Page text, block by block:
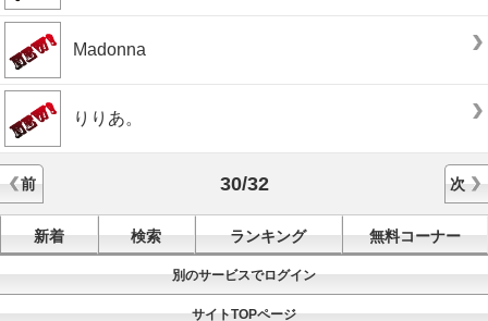
Madonna
りりあ。
前 30/32 次
新着 検索 ランキング 無料コーナー
別のサービスでログイン
サイトTOPページ